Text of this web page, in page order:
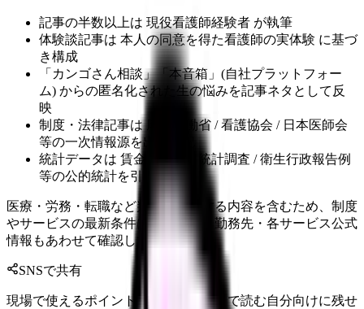
記事の半数以上は 現役看護師経験者 が執筆
体験談記事は 本人の同意を得た看護師の実体験 に基づ
き構成
「カンゴさん相談」「本音箱」(自社プラットフォー
ム) からの匿名化された生の悩みを記事ネタとして反
映
制度・法律記事は 厚生労働省 / 看護協会 / 日本医師会
等の一次情報源を出典明記
統計データは 賃金構造基本統計調査 / 衛生行政報告例
等の公的統計を引用
医療・労務・転職など判断に影響する内容を含むため、制度
やサービスの最新条件は公的機関・勤務先・各サービス公式
情報もあわせて確認してください。
SNSで共有
現場で使えるポイントを、同僚やあとで読む自分向けに残せ